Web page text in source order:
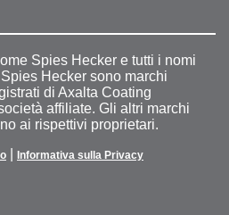
Spies Hecker e tutti i nomi
Hecker sono marchi
di Axalta Coating
affiliate. Gli altri marchi
ai rispettivi proprietari.
Informativa sulla Privacy